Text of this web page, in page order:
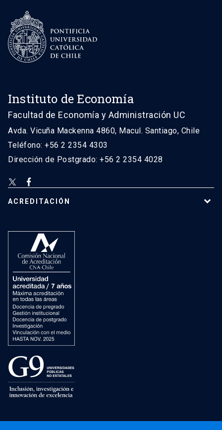
Instituto de Economía
Facultad de Economía y Administración UC
Avda. Vicuña Mackenna 4860, Macul. Santiago, Chile
Teléfono: +56 2 2354 4303
Dirección de Postgrado: +56 2 2354 4028
ACREDITACIÓN